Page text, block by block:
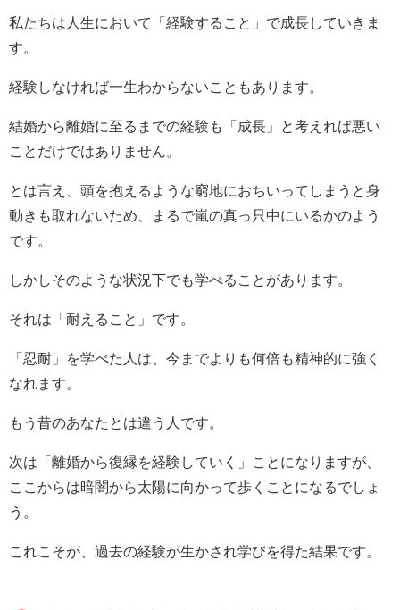
私たちは人生において「経験すること」で成長していきま
す。
経験しなければ一生わからないこともあります。
結婚から離婚に至るまでの経験も「成長」と考えれば悪い
ことだけではありません。
とは言え、頭を抱えるような窮地におちいってしまうと身
動きも取れないため、まるで嵐の真っ只中にいるかのよう
です。
しかしそのような状況下でも学べることがあります。
それは「耐えること」です。
「忍耐」を学べた人は、今までよりも何倍も精神的に強く
なれます。
もう昔のあなたとは違う人です。
次は「離婚から復縁を経験していく」ことになりますが、
ここからは暗闇から太陽に向かって歩くことになるでしょ
う。
これこそが、過去の経験が生かされ学びを得た結果です。